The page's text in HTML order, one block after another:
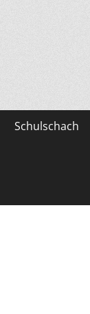
Schulschach